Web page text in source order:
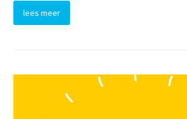
lees meer